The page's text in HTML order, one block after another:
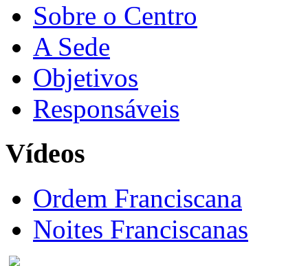
Sobre o Centro
A Sede
Objetivos
Responsáveis
Vídeos
Ordem Franciscana
Noites Franciscanas